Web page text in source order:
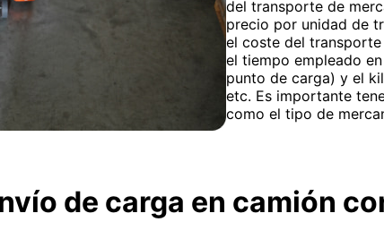
del transporte de
precio por unidad de
el coste del
el tiempo empleado
punto de carga) y el
etc. Es importante
como el tipo de
de carga en camión